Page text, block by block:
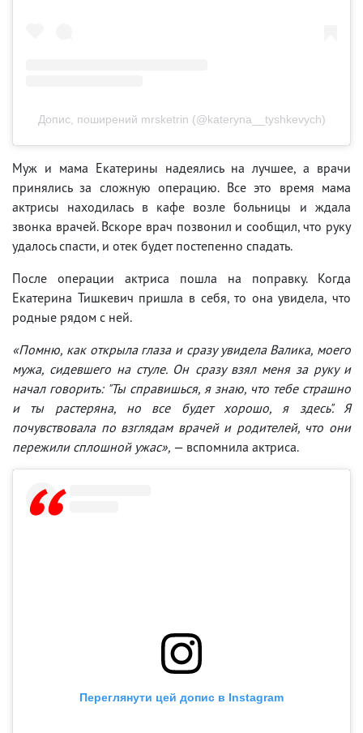
Допис, поширений mrsketrin (@kateryna__tyshkevych)
Муж и мама Екатерины надеялись на лучшее, а врачи
принялись за сложную операцию. Все это время мама
актрисы находилась в кафе возле больницы и ждала
звонка врачей. Вскоре врач позвонил и сообщил, что руку
удалось спасти, и отек будет постепенно спадать.
После операции актриса пошла на поправку. Когда
Екатерина Тишкевич пришла в себя, то она увидела, что
родные рядом с ней.
«Помню, как открыла глаза и сразу увидела Валика, моего
мужа, сидевшего на стуле. Он сразу взял меня за руку и
начал говорить: "Ты справишься, я знаю, что тебе страшно
и ты растеряна, но все будет хорошо, я здесь". Я
почувствовала по взглядам врачей и родителей, что они
пережили сплошной ужас», — вспомнила актриса.
Переглянути цей допис в Instagram